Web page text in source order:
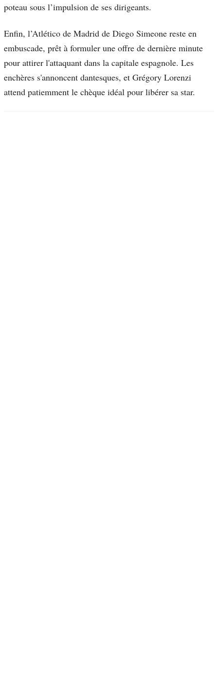
poteau sous l’impulsion de ses dirigeants.
Enfin, l’Atlético de Madrid de Diego Simeone reste en
embuscade, prêt à formuler une offre de dernière minute
pour attirer l'attaquant dans la capitale espagnole. Les
enchères s'annoncent dantesques, et Grégory Lorenzi
attend patiemment le chèque idéal pour libérer sa star.